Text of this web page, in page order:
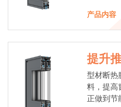
产品内容
提升
型材断热
料，提高
正做到节